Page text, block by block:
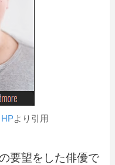
HPより引用
要望をした俳優で